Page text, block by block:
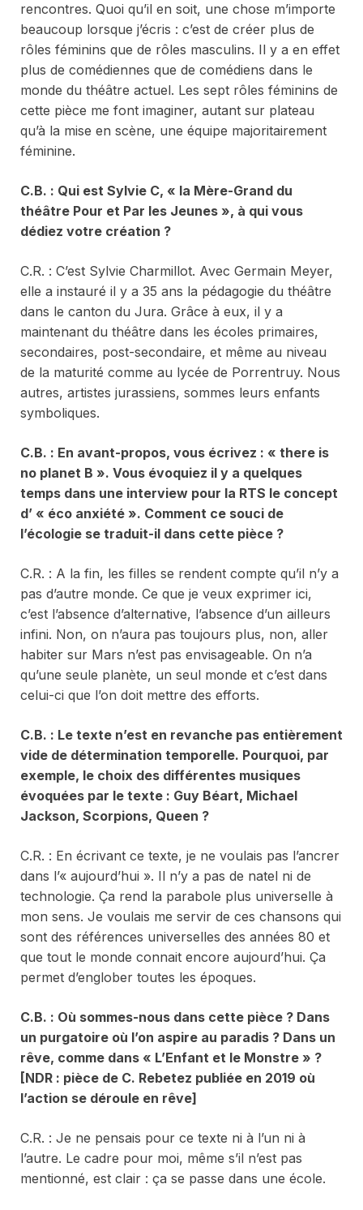
rencontres. Quoi qu’il en soit, une chose m’importe
beaucoup lorsque j’écris : c’est de créer plus de
rôles féminins que de rôles masculins. Il y a en effet
plus de comédiennes que de comédiens dans le
monde du théâtre actuel. Les sept rôles féminins de
cette pièce me font imaginer, autant sur plateau
qu’à la mise en scène, une équipe majoritairement
féminine.
C.B. : Qui est Sylvie C, « la Mère-Grand du
théâtre Pour et Par les Jeunes », à qui vous
dédiez votre création ?
C.R. : C’est Sylvie Charmillot. Avec Germain Meyer,
elle a instauré il y a 35 ans la pédagogie du théâtre
dans le canton du Jura. Grâce à eux, il y a
maintenant du théâtre dans les écoles primaires,
secondaires, post-secondaire, et même au niveau
de la maturité comme au lycée de Porrentruy. Nous
autres, artistes jurassiens, sommes leurs enfants
symboliques.
C.B. : En avant-propos, vous écrivez : « there is
no planet B ». Vous évoquiez il y a quelques
temps dans une interview pour la RTS le concept
d’ « éco anxiété ». Comment ce souci de
l’écologie se traduit-il dans cette pièce ?
C.R. : A la fin, les filles se rendent compte qu’il n’y a
pas d’autre monde. Ce que je veux exprimer ici,
c’est l’absence d’alternative, l’absence d’un ailleurs
infini. Non, on n’aura pas toujours plus, non, aller
habiter sur Mars n’est pas envisageable. On n’a
qu’une seule planète, un seul monde et c’est dans
celui-ci que l’on doit mettre des efforts.
C.B. : Le texte n’est en revanche pas entièrement
vide de détermination temporelle. Pourquoi, par
exemple, le choix des différentes musiques
évoquées par le texte : Guy Béart, Michael
Jackson, Scorpions, Queen ?
C.R. : En écrivant ce texte, je ne voulais pas l’ancrer
dans l’« aujourd’hui ». Il n’y a pas de natel ni de
technologie. Ça rend la parabole plus universelle à
mon sens. Je voulais me servir de ces chansons qui
sont des références universelles des années 80 et
que tout le monde connait encore aujourd’hui. Ça
permet d’englober toutes les époques.
C.B. : Où sommes-nous dans cette pièce ? Dans
un purgatoire où l’on aspire au paradis ? Dans un
rêve, comme dans « L’Enfant et le Monstre » ?
[NDR : pièce de C. Rebetez publiée en 2019 où
l’action se déroule en rêve]
C.R. : Je ne pensais pour ce texte ni à l’un ni à
l’autre. Le cadre pour moi, même s’il n’est pas
mentionné, est clair : ça se passe dans une école.